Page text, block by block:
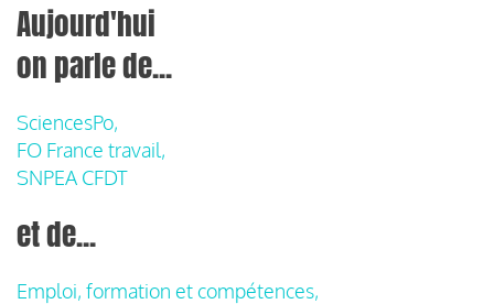
Aujourd'hui
on parle de...
SciencesPo,
FO France travail,
SNPEA CFDT
et de...
Emploi, formation et compétences,